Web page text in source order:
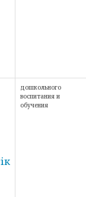
дошкольного
воспитания и
обучения